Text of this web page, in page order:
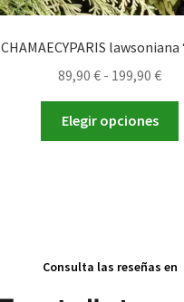
CHAMAECYPARIS lawsoniana
89,90 € - 199,90 €
Elegir opciones
Consulta las reseñas en